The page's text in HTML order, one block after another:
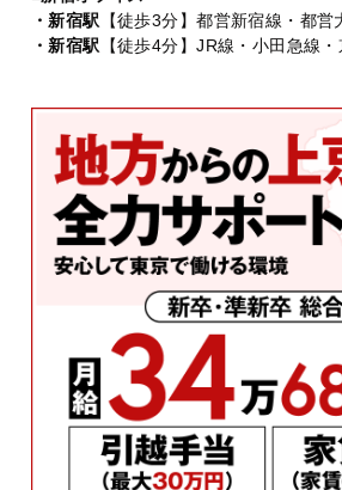
・新宿駅 【徒歩3分】都営新宿線・都
・新宿駅 【徒歩4分】JR線・小田急線